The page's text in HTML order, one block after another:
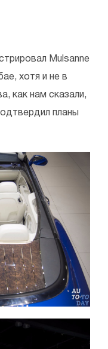
Mulsanne
хотя и не в
как нам сказали,
планы